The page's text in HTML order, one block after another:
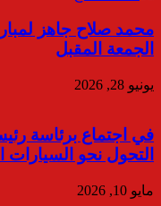
محمد صلاح جاهز
الجمعة المقبل
يونيو 28, 2026
في اجتماع برئاسة
التحول نحو السيارات
مايو 10, 2026